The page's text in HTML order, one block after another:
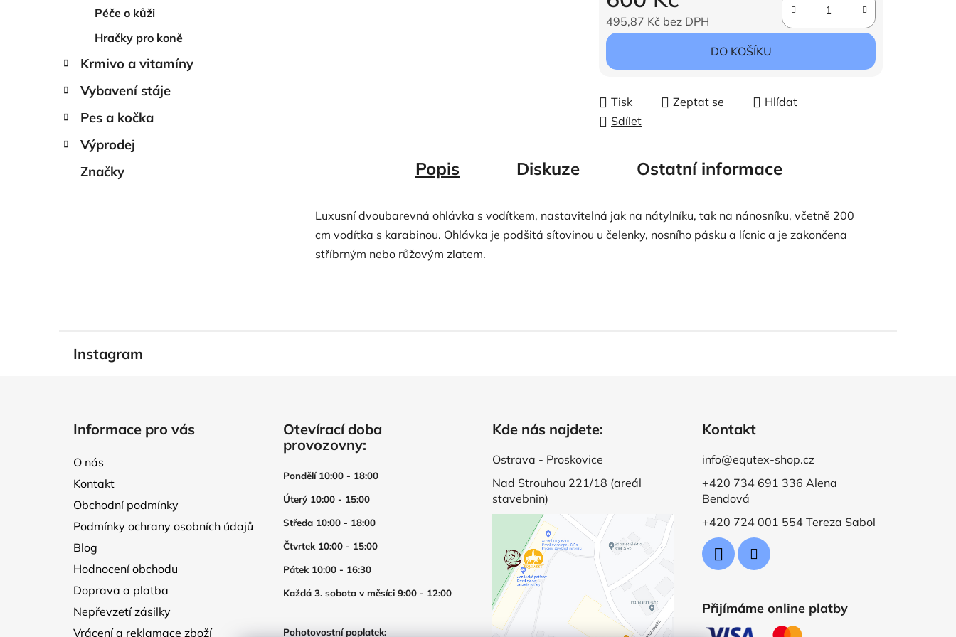
Péče o kůži
Hračky pro koně
Krmivo a vitamíny
Vybavení stáje
Pes a kočka
Výprodej
Značky
495,87 Kč bez DPH
Měrná cena:
DO KOŠÍKU
Tisk Zeptat se
Hlídat
Sdílet
Popis Diskuze Ostatní informace
Luxusní dvoubarevná ohlávka s vodítkem, nastavitelná jak na nátylníku, tak na nánosníku, včetně 200
cm vodítka s karabinou. Ohlávka je podšitá síťovinou u čelenky, nosního pásku a lícnic a je zakončena
stříbrným nebo růžovým zlatem.
Instagram
Informace pro vás
O nás
Kontakt
Obchodní podmínky
Podmínky ochrany osobních údajů
Blog
Hodnocení obchodu
Doprava a platba
Nepřevzetí zásilky
Vrácení a reklamace zboží
Otevírací doba
provozovny:
Pondělí 10:00 - 18:00
Úterý 10:00 - 15:00
Středa 10:00 - 18:00
Čtvrtek 10:00 - 15:00
Pátek 10:00 - 16:30
Každá 3. sobota v měsíci 9:00 - 12:00
Pohotovostní poplatek:
Kde nás najdete:
Ostrava - Proskovice
Nad Strouhou 221/18 (areál
stavebnin)
Kontakt
info@equtex-shop.cz
+420 734 691 336 Alena
Bendová
+420 724 001 554 Tereza Sabol
Přijímáme online platby